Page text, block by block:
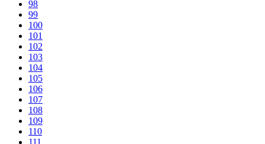
98
99
100
101
102
103
104
105
106
107
108
109
110
111